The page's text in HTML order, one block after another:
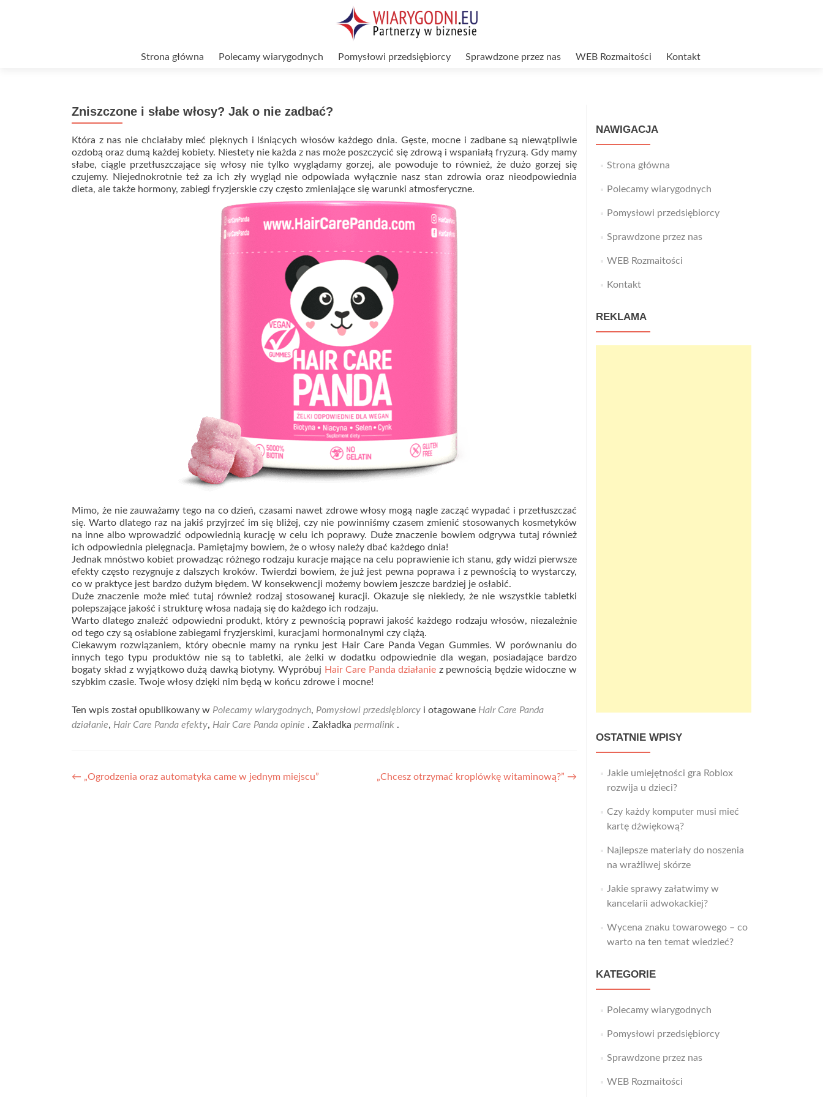
Strona główna Polecamy wiarygodnych Pomysłowi przedsiębiorcy Sprawdzone przez nas WEB Rozmaitości Kontakt
Zniszczone i słabe włosy? Jak o nie zadbać?
Która z nas nie chciałaby mieć pięknych i lśniących włosów każdego dnia. Gęste, mocne i zadbane są niewątpliwie
ozdobą oraz dumą każdej kobiety. Niestety nie każda z nas może poszczycić się zdrową i wspaniałą fryzurą. Gdy mamy
słabe, ciągle przetłuszczające się włosy nie tylko wyglądamy gorzej, ale powoduje to również, że dużo gorzej się
czujemy. Niejednokrotnie też za ich zły wygląd nie odpowiada wyłącznie nasz stan zdrowia oraz nieodpowiednia
dieta, ale także hormony, zabiegi fryzjerskie czy często zmieniające się warunki atmosferyczne.
Mimo, że nie zauważamy tego na co dzień, czasami nawet zdrowe włosy mogą nagle zacząć wypadać i przetłuszczać
się. Warto dlatego raz na jakiś przyjrzeć im się bliżej, czy nie powinniśmy czasem zmienić stosowanych kosmetyków
na inne albo wprowadzić odpowiednią kurację w celu ich poprawy. Duże znaczenie bowiem odgrywa tutaj również
ich odpowiednia pielęgnacja. Pamiętajmy bowiem, że o włosy należy dbać każdego dnia!
Jednak mnóstwo kobiet prowadząc różnego rodzaju kuracje mające na celu poprawienie ich stanu, gdy widzi pierwsze
efekty często rezygnuje z dalszych kroków. Twierdzi bowiem, że już jest pewna poprawa i z pewnością to wystarczy,
co w praktyce jest bardzo dużym błędem. W konsekwencji możemy bowiem jeszcze bardziej je osłabić.
Duże znaczenie może mieć tutaj również rodzaj stosowanej kuracji. Okazuje się niekiedy, że nie wszystkie tabletki
polepszające jakość i strukturę włosa nadają się do każdego ich rodzaju.
Warto dlatego znaleźć odpowiedni produkt, który z pewnością poprawi jakość każdego rodzaju włosów, niezależnie
od tego czy są osłabione zabiegami fryzjerskimi, kuracjami hormonalnymi czy ciążą.
Ciekawym rozwiązaniem, który obecnie mamy na rynku jest Hair Care Panda Vegan Gummies. W porównaniu do
innych tego typu produktów nie są to tabletki, ale żelki w dodatku odpowiednie dla wegan, posiadające bardzo
bogaty skład z wyjątkowo dużą dawką biotyny. Wypróbuj Hair Care Panda działanie z pewnością będzie widoczne w
szybkim czasie. Twoje włosy dzięki nim będą w końcu zdrowe i mocne!
Ten wpis został opublikowany w Polecamy wiarygodnych, Pomysłowi przedsiębiorcy i otagowane Hair Care Panda
działanie, Hair Care Panda efekty, Hair Care Panda opinie . Zakładka permalink .
Nawigacja
← „Ogrodzenia oraz automatyka came w jednym miejscu” „Chcesz otrzymać kroplówkę witaminową?” →
NAWIGACJA
Strona główna
Polecamy wiarygodnych
Pomysłowi przedsiębiorcy
Sprawdzone przez nas
WEB Rozmaitości
Kontakt
REKLAMA
OSTATNIE WPISY
Jakie umiejętności gra Roblox
rozwija u dzieci?
Czy każdy komputer musi mieć
kartę dźwiękową?
Najlepsze materiały do noszenia
na wrażliwej skórze
Jakie sprawy załatwimy w
kancelarii adwokackiej?
Wycena znaku towarowego – co
warto na ten temat wiedzieć?
KATEGORIE
Polecamy wiarygodnych
Pomysłowi przedsiębiorcy
Sprawdzone przez nas
WEB Rozmaitości